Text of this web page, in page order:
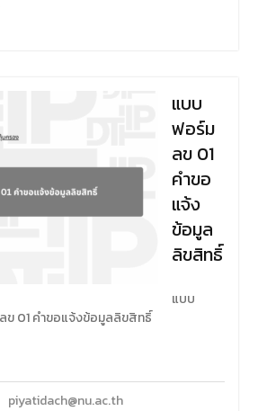
แบบ
ฟอร์ม
ลข 01
คำขอ
แจ้ง
ข้อมูล
ลิขสิทธิ์
piyatidach@nu.ac.th
แบบ
ข 01 คำขอแจ้งข้อมูลลิขสิทธิ์